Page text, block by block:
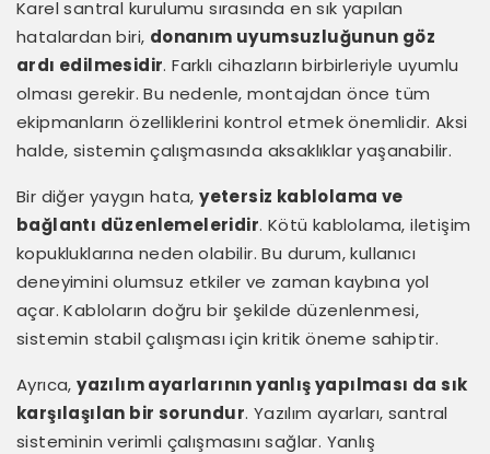
Karel santral kurulumu sırasında en sık yapılan
hatalardan biri, donanım uyumsuzluğunun göz
ardı edilmesidir. Farklı cihazların birbirleriyle uyumlu
olması gerekir. Bu nedenle, montajdan önce tüm
ekipmanların özelliklerini kontrol etmek önemlidir. Aksi
halde, sistemin çalışmasında aksaklıklar yaşanabilir.
Bir diğer yaygın hata,yetersiz kablolama ve
bağlantı düzenlemeleridir. Kötü kablolama, iletişim
kopukluklarına neden olabilir. Bu durum, kullanıcı
deneyimini olumsuz etkiler ve zaman kaybına yol
açar. Kabloların doğru bir şekilde düzenlenmesi,
sistemin stabil çalışması için kritik öneme sahiptir.
Ayrıca,yazılım ayarlarının yanlış yapılması da sık
karşılaşılan bir sorundur. Yazılım ayarları, santral
sisteminin verimli çalışmasını sağlar. Yanlış